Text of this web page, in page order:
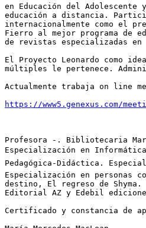
en Educación del
educación a distancia.
internacionalmente como el
Fierro al mejor programa de
de revistas especializadas en
El Proyecto Leonardo como
múltiples le pertenece.
Actualmente trabaja on line
https://www5.genexus.com/
Profesora -. Bibliotecaria
Especialización en
Pedagógica-Didáctica.
Especialización en personas
destino, El regreso de
Editorial AZ y Edebil
Certificado y constancia de